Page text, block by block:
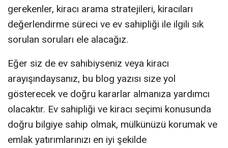
gerekenler, kiracı arama stratejileri, kiracıları
değerlendirme süreci ve ev sahipliği ile ilgili sık
sorulan soruları ele alacağız.
Eğer siz de ev sahibiyseniz veya kiracı
arayışındaysanız, bu blog yazısı size yol
gösterecek ve doğru kararlar almanıza yardımcı
olacaktır. Ev sahipliği ve kiracı seçimi konusunda
doğru bilgiye sahip olmak, mülkünüzü korumak ve
emlak yatırımlarınızı en iyi şekilde